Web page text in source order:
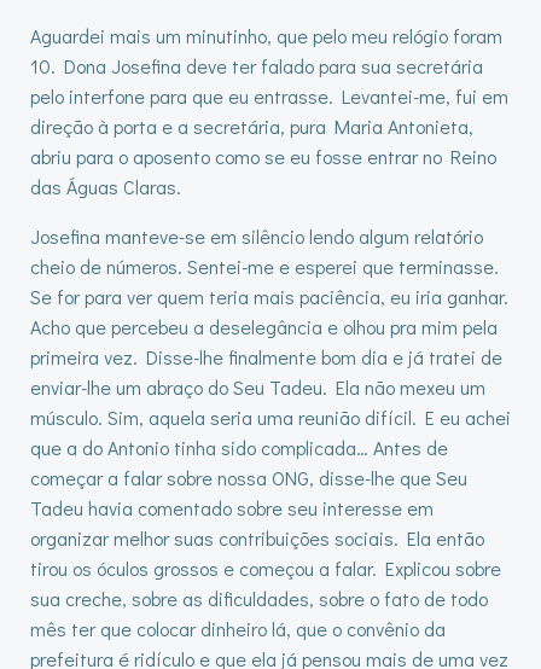
Aguardei mais um minutinho, que pelo meu relógio foram
10. Dona Josefina deve ter falado para sua secretária
pelo interfone para que eu entrasse. Levantei-me, fui em
direção à porta e a secretária, pura Maria Antonieta,
abriu para o aposento como se eu fosse entrar no Reino
das Águas Claras.
Josefina manteve-se em silêncio lendo algum relatório
cheio de números. Sentei-me e esperei que terminasse.
Se for para ver quem teria mais paciência, eu iria ganhar.
Acho que percebeu a deselegância e olhou pra mim pela
primeira vez. Disse-lhe finalmente bom dia e já tratei de
enviar-lhe um abraço do Seu Tadeu. Ela não mexeu um
músculo. Sim, aquela seria uma reunião difícil. E eu achei
que a do Antonio tinha sido complicada… Antes de
começar a falar sobre nossa ONG, disse-lhe que Seu
Tadeu havia comentado sobre seu interesse em
organizar melhor suas contribuições sociais. Ela então
tirou os óculos grossos e começou a falar. Explicou sobre
sua creche, sobre as dificuldades, sobre o fato de todo
mês ter que colocar dinheiro lá, que o convênio da
prefeitura é ridículo e que ela já pensou mais de uma vez